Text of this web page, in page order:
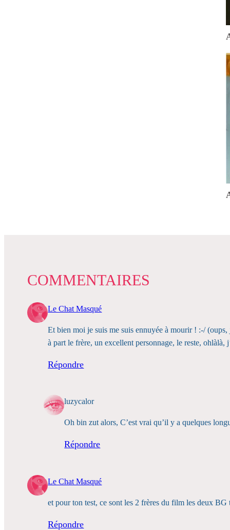
COMMENTAIRES
Le Chat Masqué
Et bien moi je suis me suis ennuyée à mourir ! :-/ (oups,
à part le frère, un excellent personnage, le reste,
Répondre
luzycalor
Oh bin zut alors, C’est vrai qu’il y a quelques
Répondre
Le Chat Masqué
et pour ton test, ce sont les 2 frères du film les deux BG
Répondre